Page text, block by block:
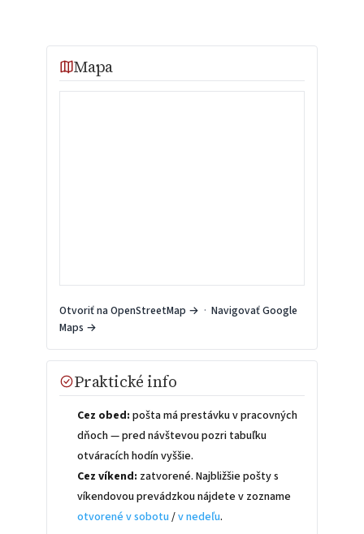
Mapa
Otvoriť na OpenStreetMap → · Navigovať Google
Maps →
Praktické info
Cez obed: pošta má prestávku v pracovných
dňoch — pred návštevou pozri tabuľku
otváracích hodín vyššie.
Cez víkend: zatvorené. Najbližšie pošty s
víkendovou prevádzkou nájdete v zozname
otvorené v sobotu /v nedeľu.